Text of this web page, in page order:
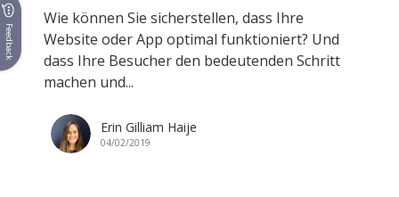
Wie können Sie sicherstellen, dass Ihre
Website oder App optimal funktioniert? Und
dass Ihre Besucher den bedeutenden Schritt
machen und...
Erin Gilliam Haije
04/02/2019
Feedback